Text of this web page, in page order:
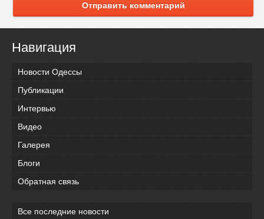
Отправить комментарий
Навигация
Новости Одессы
Публикации
Интервью
Видео
Галерея
Блоги
Обратная связь
Все последние новости